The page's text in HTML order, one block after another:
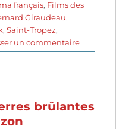
français, Films des
Giraudeau,
,Saint-Tropez,
un commentairesur
L’Année
de
brûlantes